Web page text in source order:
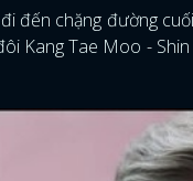
đến chặng đường
Kang Tae Moo -